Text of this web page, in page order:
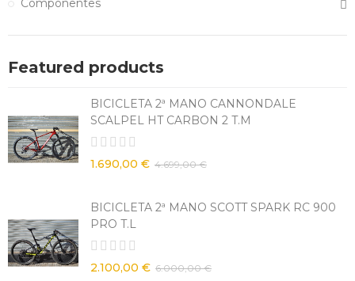
Featured products
BICICLETA 2ª MANO CANNONDALE
SCALPEL HT CARBON 2 T.M
1.690,00 € 4.699,00 €
BICICLETA 2ª MANO SCOTT SPARK RC 900
PRO T.L
2.100,00 € 6.000,00 €